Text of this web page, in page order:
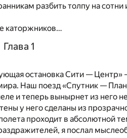
разбить толпу на
каторжников…
Глава 1
остановка Сити — Центр»
Наш поезд «Спутник —
и теперь вынырнет из него
у него сделаны из
проходит в абсолютной
я послал